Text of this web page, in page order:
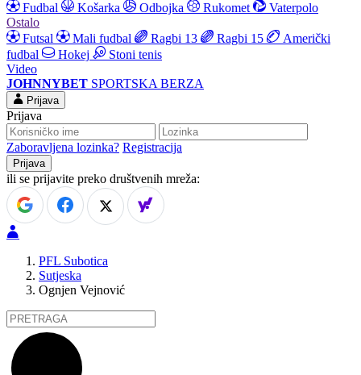
Fudbal
Košarka Odbojka Rukomet
Vaterpolo
Ostalo
Futsal
Mali fudbal Ragbi 13 Ragbi 15
Američki
fudbal
Hokej
Stoni tenis
Video
JOHNNYBET SPORTSKA BERZA
Prijava
Prijava
Zaboravljena lozinka? Registracija
ili se prijavite preko društvenih mreža:
PFL Subotica
Sutjeska
Ognjen Vejnović